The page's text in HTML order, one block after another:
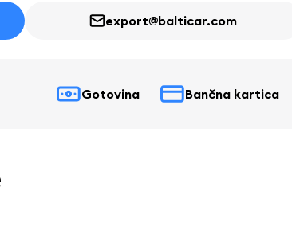
export@balticar.com
Gotovina Bančna kartica